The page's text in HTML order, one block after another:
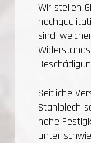
Wir stellen
sind,
Seitliche
Stahlblech
hohe
unter